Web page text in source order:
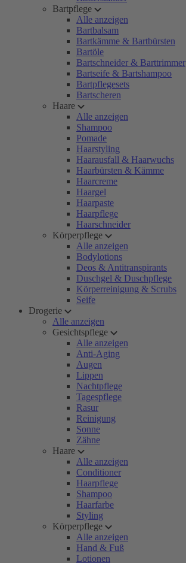
Bartpflege
Alle anzeigen
Bartbalsam
Bartkämme & Bartbürsten
Bartöle
Bartschneider & Barttrimmer
Bartseife & Bartshampoo
Bartpflegesets
Bartscheren
Haare
Alle anzeigen
Shampoo
Pomade
Haarstyling
Haarausfall & Haarwuchs
Haarbürsten & Kämme
Haarcreme
Haargel
Haarpaste
Haarpflege
Haarschneider
Körperpflege
Alle anzeigen
Bodylotions
Deos & Antitranspirants
Duschgel & Duschpflege
Körperreinigung & Scrubs
Seife
Drogerie
Alle anzeigen
Gesichtspflege
Alle anzeigen
Anti-Aging
Augen
Lippen
Nachtpflege
Tagespflege
Rasur
Reinigung
Sonne
Zähne
Haare
Alle anzeigen
Conditioner
Haarpflege
Shampoo
Haarfarbe
Styling
Körperpflege
Alle anzeigen
Hand & Fuß
Lotionen